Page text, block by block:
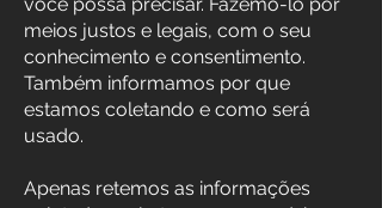
meios justos e legais, com o seu
conhecimento e consentimento.
Também informamos por que
estamos coletando e como será
usado.
Apenas retemos as informações